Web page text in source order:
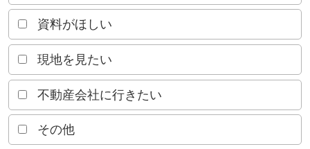
資料がほしい
現地を見たい
不動産会社に行きたい
その他